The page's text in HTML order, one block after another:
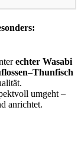
echter Wasabi
–Thunfisch
umgeht –
anrichtet.